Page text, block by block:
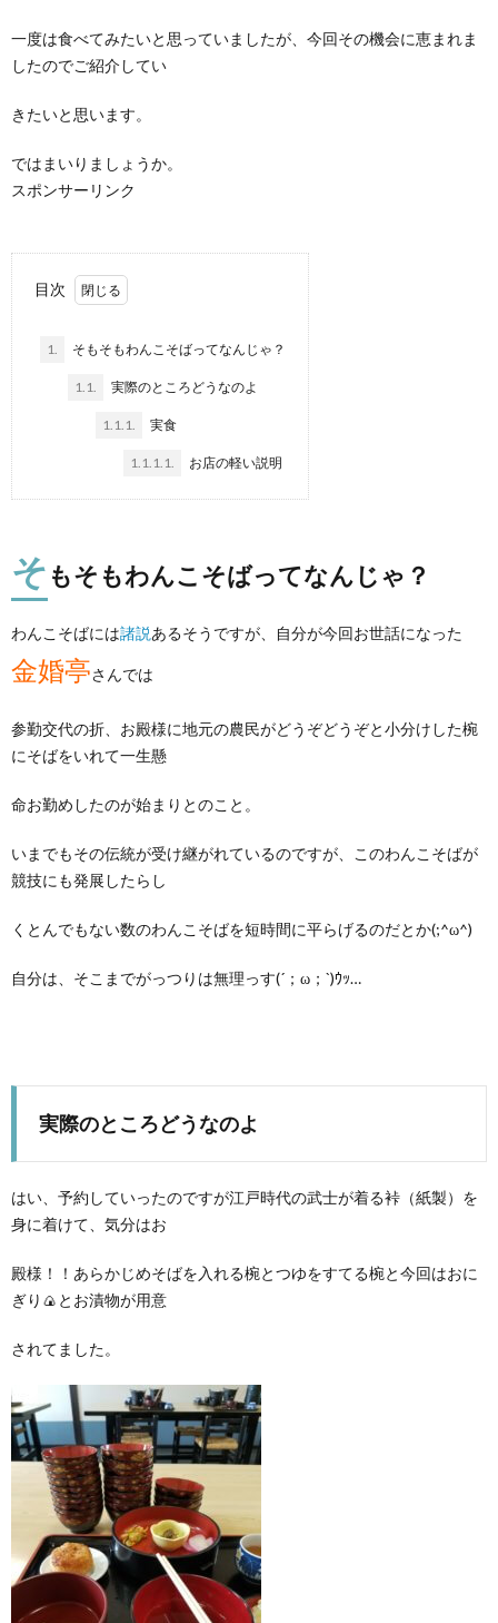
一度は食べてみたいと思っていましたが、今回その機会に恵まれま
したのでご紹介してい
きたいと思います。
ではまいりましょうか。
スポンサーリンク
目次
1. そもそもわんこそばってなんじゃ？
1.1. 実際のところどうなのよ
1.1.1. 実食
1.1.1.1. お店の軽い説明
そ もそもわんこそばってなんじゃ？
わんこそばには諸説あるそうですが、自分が今回お世話になった
金婚亭さんでは
参勤交代の折、お殿様に地元の農民がどうぞどうぞと小分けした椀
にそばをいれて一生懸
命お勤めしたのが始まりとのこと。
いまでもその伝統が受け継がれているのですが、このわんこそばが
競技にも発展したらし
くとんでもない数のわんこそばを短時間に平らげるのだとか(;^ω^)
自分は、そこまでがっつりは無理っす(´；ω；`)ｳｯ…
実際のところどうなのよ
はい、予約していったのですが江戸時代の武士が着る裃（紙製）を
身に着けて、気分はお
殿様！！あらかじめそばを入れる椀とつゆをすてる椀と今回はおに
ぎり🍙とお漬物が用意
されてました。